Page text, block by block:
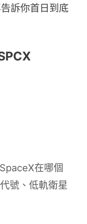
訴你首日到底
SpaceX在哪個
號 、 低軌衛星